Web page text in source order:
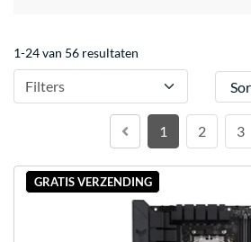
1-24 van 56 resultaten
Filters
1 2 3
GRATIS VERZENDING